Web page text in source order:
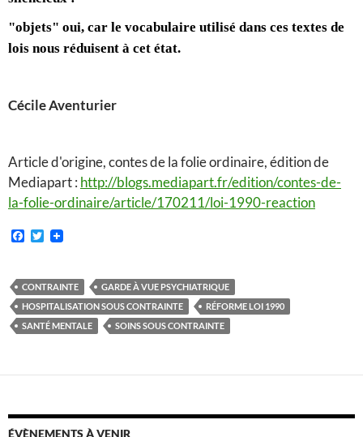
"objets" oui, car le vocabulaire utilisé dans ces textes de
lois nous réduisent à cet état.
Cécile Aventurier
Article d'origine, contes de la folie ordinaire, édition de
Mediapart : http://blogs.mediapart.fr/edition/contes-de-
la-folie-ordinaire/article/170211/loi-1990-reaction
F
b
o
o
k
T
t
e
r
CONTRAINTE
GARDE À VUE PSYCHIATRIQUE
HOSPITALISATION SOUS CONTRAINTE
RÉFORME LOI 1990
SANTÉ MENTALE
SOINS SOUS CONTRAINTE
ÉVÈNEMENTS À VENIR